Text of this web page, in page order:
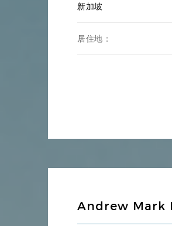
新加坡
居住地：
Andrew Mark